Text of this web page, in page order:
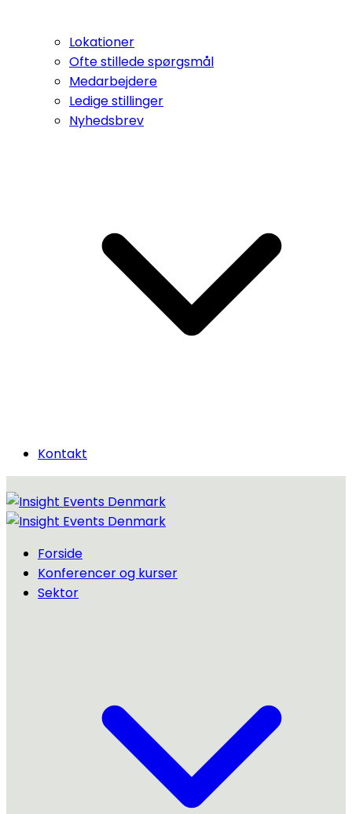
Lokationer
Ofte stillede spørgsmål
Medarbejdere
Ledige stillinger
Nyhedsbrev
Kontakt
Forside
Konferencer og kurser
Sektor